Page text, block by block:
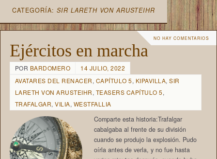
CATEGORÍA: SIR LARETH VON ARUSTEIHR
NO HAY COMENTARIOS
Ejércitos en marcha
POR BARDOMERO
14 JULIO, 2022
AVATARES DEL RENACER, CAPÍTULO 5, KIPAVILLA,SIR
LARETH VON ARUSTEIHR, TEASERS CAPÍTULO 5,
TRAFALGAR,VILIA, WESTFALLIA
Comparte esta historia:Trafalgar
cabalgaba al frente de su división
cuando se produjo la explosión. Pudo
oírla antes de verla, y no fue hasta